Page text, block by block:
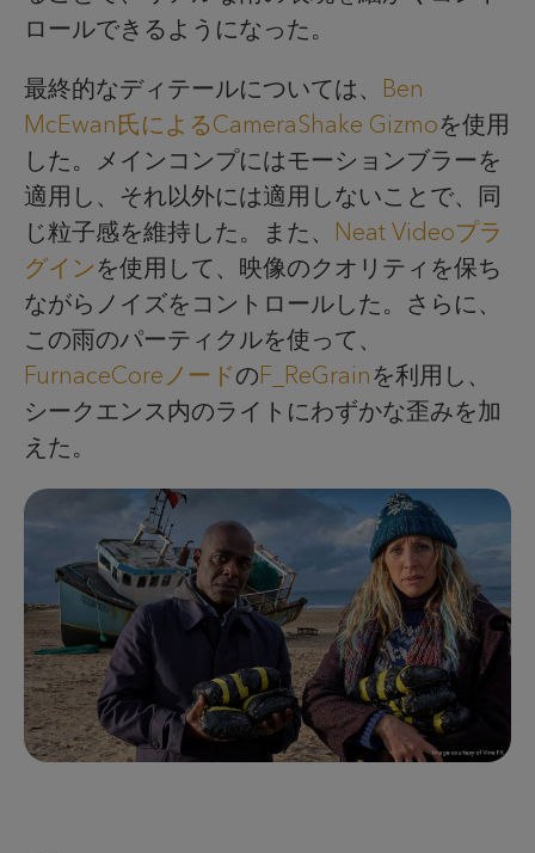
ロールできるようになった。
最終的なディテールについては、 Ben
McEwan氏によるCameraShake Gizmoを使用
した。メインコンプにはモーションブラーを
適用し、それ以外には適用しないことで、同
じ粒子感を維持した。また、 Neat Videoプラ
グインを使用して、映像のクオリティを保ち
ながらノイズをコントロールした。さらに、
この雨のパーティクルを使って、
FurnaceCoreノードのF_ReGrainを利用し、
シークエンス内のライトにわずかな歪みを加
えた。